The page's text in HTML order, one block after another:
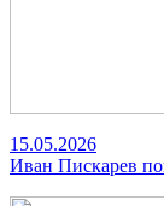
15.05.2026
Иван Пискарев